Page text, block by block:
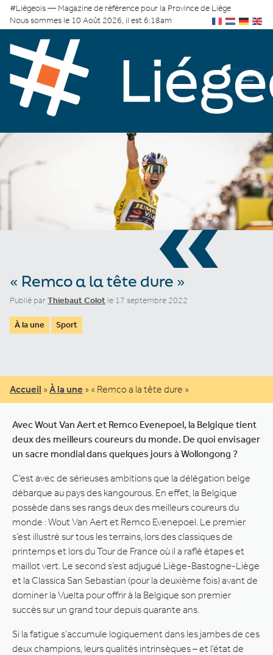
#Liégeois — Magazine de référence pour la Province de Liège
Nous sommes le 10 Août 2026, il est 6:18am
«
« Remco a la tête dure »
Publié parThiebaut Colot le 17 septembre 2022
À la une Sport
Accueil » À la une » « Remco a la tête dure »
Avec Wout Van Aert et Remco Evenepoel, la Belgique tient
deux des meilleurs coureurs du monde. De quoi envisager
un sacre mondial dans quelques jours à Wollongong ?
C’est avec de sérieuses ambitions que la délégation belge
débarque au pays des kangourous. En effet, la Belgique
possède dans ses rangs deux des meilleurs coureurs du
monde : Wout Van Aert et Remco Evenepoel. Le premier
s’est illustré sur tous les terrains, lors des classiques de
printemps et lors du Tour de France où il a raflé étapes et
maillot vert. Le second s’est adjugué Liège-Bastogne-Liège
et la Classica San Sebastian (pour la deuxième fois) avant de
dominer la Vuelta pour offrir à la Belgique son premier
succès sur un grand tour depuis quarante ans.
Si la fatigue s’accumule logiquement dans les jambes de ces
deux champions, leurs qualités intrinsèques – et l’état de